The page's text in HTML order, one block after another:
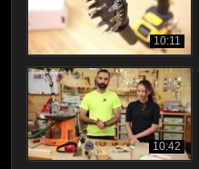
10:11
10:42